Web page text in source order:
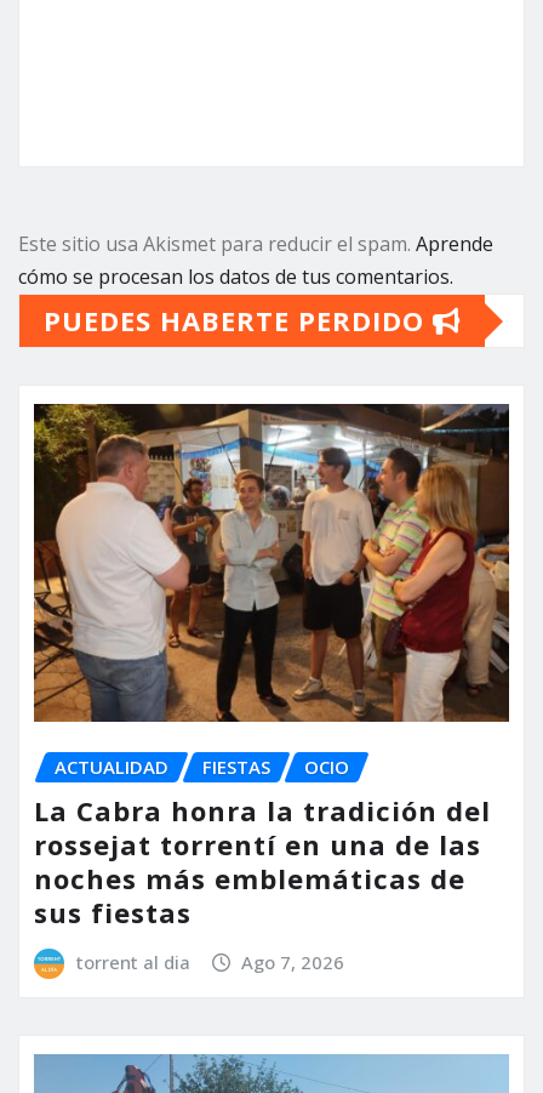
Este sitio usa Akismet para reducir el spam. Aprende
cómo se procesan los datos de tus comentarios.
PUEDES HABERTE PERDIDO
ACTUALIDAD FIESTAS OCIO
La Cabra honra la tradición del
rossejat torrentí en una de las
noches más emblemáticas de
sus fiestas
torrent al dia Ago 7, 2026